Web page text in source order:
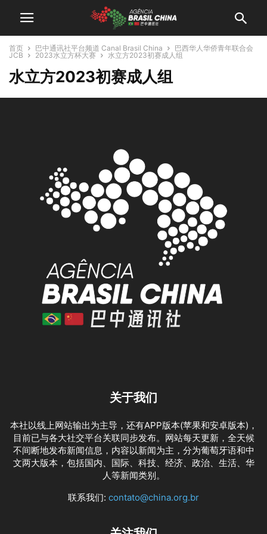
首页 巴中通讯社平台频道 Canal Brasil China
巴西华人华侨青年联合会
JCB
2023水立方杯大赛 水立方2023初赛成人组
水立方2023初赛成人组
关于我们
本社以线上网站输出为主导，还有APP版本(苹果和安卓版本)，
目前已与各大社交平台关联同步发布。网站每天更新，全天候
不间断地发布新闻信息，内容以新闻为主，分为葡萄牙语和中
文两大版本，包括国内、国际、科技、经济、政治、生活、华
人等新闻类别。
联系我们: contato@china.org.br